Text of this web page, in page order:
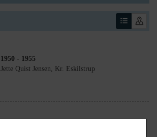
1950 - 1955
Jette Quist Jensen, Kr. Eskilstrup